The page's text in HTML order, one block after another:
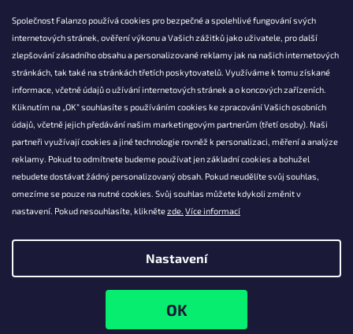
Společnost Falanzo používá cookies pro bezpečné a spolehlivé fungování svých
internetových stránek, ověření výkonu a Vašich zážitků jako uživatele, pro další
zlepšování zásadního obsahu a personalizované reklamy jak na našich internetových
stránkách, tak také na stránkách třetích poskytovatelů. Využíváme k tomu získané
informace, včetně údajů o užívání internetových stránek a o koncových zařízeních.
Kliknutím na „OK“ souhlasíte s používáním cookies ke zpracování Vašich osobních
údajů, včetně jejich předávání našim marketingovým partnerům (třetí osoby). Naši
partneři využívají cookies a jiné technologie rovněž k personalizaci, měření a analýze
reklamy. Pokud to odmítnete budeme používat jen základní cookies a bohužel
nebudete dostávat žádný personalizovaný obsah. Pokud neudělíte svůj souhlas,
omezíme se pouze na nutné cookies. Svůj souhlas můžete kdykoli změnit v
nastavení. Pokud nesouhlasíte, kliknětezde. Více informací
Nastavení
KONTAKT
info@falanzo.cz
Falanzo.cz
FalanzoCZ
Falanzo.cz. Všechna práva vyhrazena.